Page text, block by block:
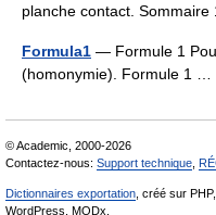
planche contact.
Formula1 — Formule 1
(homonymie). Formule 1 …
© Academic, 2000-2026
Contactez-nous: Support technique
Dictionnaires exportation , créé sur PHP,
WordPress, MODx.